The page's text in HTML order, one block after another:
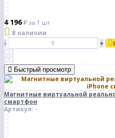
4 196₽за 1 шт
В наличии
-
+
Быстрый просмотр
Магнитные виртуальной
смартфон
Артикул: -